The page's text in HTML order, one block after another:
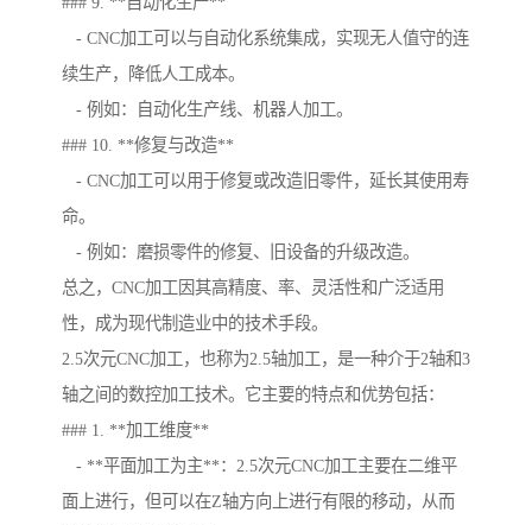
- CNC加工可以与自动化系统集成，实现无人值守的连
续生产，降低人工成本。
- 例如：自动化生产线、机器人加工。
### 10. **修复与改造**
- CNC加工可以用于修复或改造旧零件，延长其使用寿
命。
- 例如：磨损零件的修复、旧设备的升级改造。
总之，CNC加工因其高精度、率、灵活性和广泛适用
性，成为现代制造业中的技术手段。
2.5次元CNC加工，也称为2.5轴加工，是一种介于2轴和3
轴之间的数控加工技术。它主要的特点和优势包括：
### 1. **加工维度**
- **平面加工为主**：2.5次元CNC加工主要在二维平
面上进行，但可以在Z轴方向上进行有限的移动，从而